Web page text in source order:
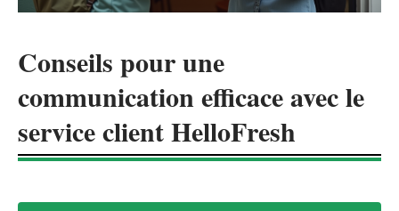
Conseils pour une
communication efficace avec le
service client HelloFresh